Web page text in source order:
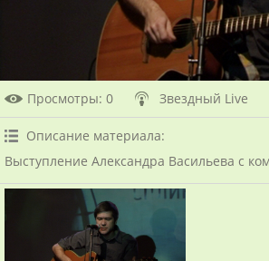
Просмотры: 0 Звездный Live
Описание материала:
Выступление Александра Васильева с